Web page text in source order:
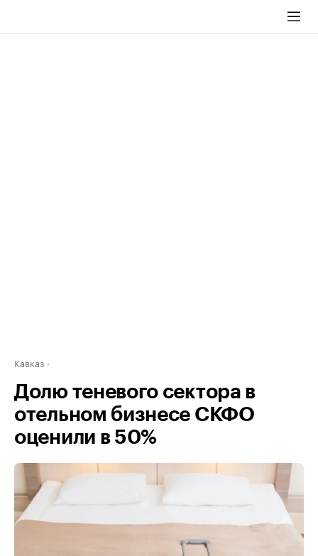
Кавказ
Долю теневого сектора в
отельном бизнесе СКФО
оценили в 50%